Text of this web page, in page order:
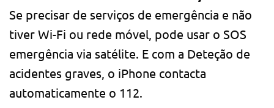
Se precisar de serviços de emergência e não
tiver Wi-Fi ou rede móvel, pode usar o SOS
emergência via satélite. E com a Deteção de
acidentes graves, o iPhone contacta
automaticamente o 112.